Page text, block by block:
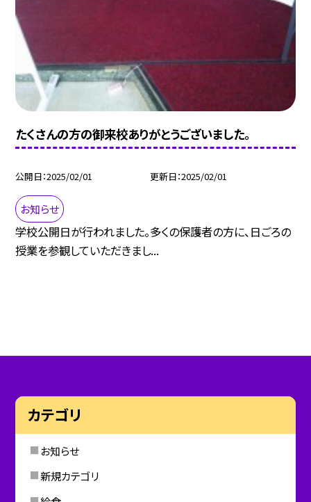
たくさんの方の御来校ありがとうございました。
公開日 2025/02/01 更新日 2025/02/01
お知らせ
学校公開日が行われました。多くの保護者の方に、日ごろの
授業を参観していただきまし...
カテゴリ
お知らせ
新規カテゴリ